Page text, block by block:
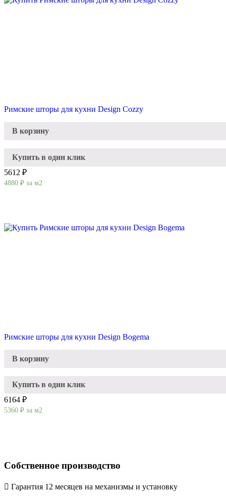
Римские шторы для кухни Design Cozzy
В корзину
Купить в один клик
5612 ₽
4880 ₽ за м2
Римские шторы для кухни Design Bogema
В корзину
Купить в один клик
6164 ₽
5360 ₽ за м2
Собственное производство
Гарантия 12 месяцев на механизмы и установку